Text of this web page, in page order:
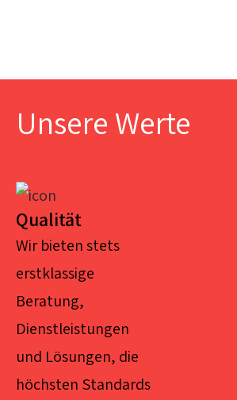
Unsere Werte
Qualität
Wir bieten stets
erstklassige
Beratung,
Dienstleistungen
und Lösungen, die
höchsten Standards